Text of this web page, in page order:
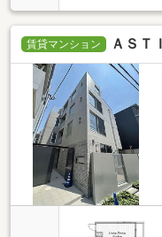
賃貸マンション ＡＳＴ